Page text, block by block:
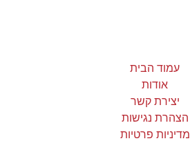
עמוד הבית
אודות
יצירת קשר
הצהרת נגישות
מדיניות פרטיות